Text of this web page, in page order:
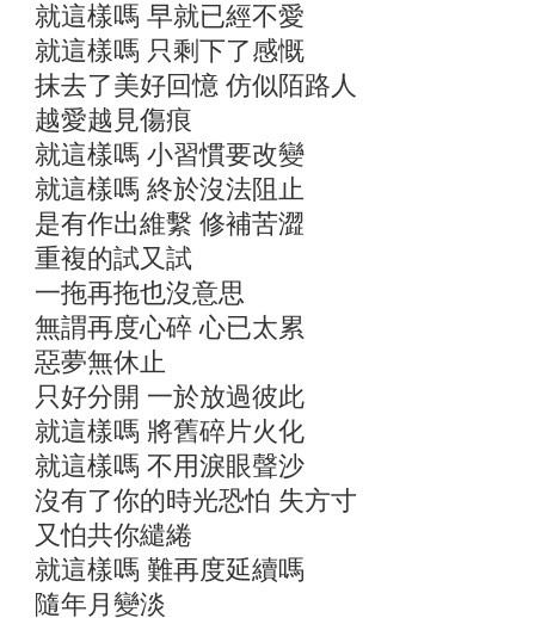
就這樣嗎 早就已經不愛
就這樣嗎 只剩下了感慨
抹去了美好回憶 仿似陌路人
越愛越見傷痕
就這樣嗎 小習慣要改變
就這樣嗎 終於沒法阻止
是有作出維繫 修補苦澀
重複的試又試
一拖再拖也沒意思
無謂再度心碎 心已太累
惡夢無休止
只好分開 一於放過彼此
就這樣嗎 將舊碎片火化
就這樣嗎 不用淚眼聲沙
沒有了你的時光恐怕 失方寸
又怕共你繾綣
就這樣嗎 難再度延續嗎
隨年月變淡